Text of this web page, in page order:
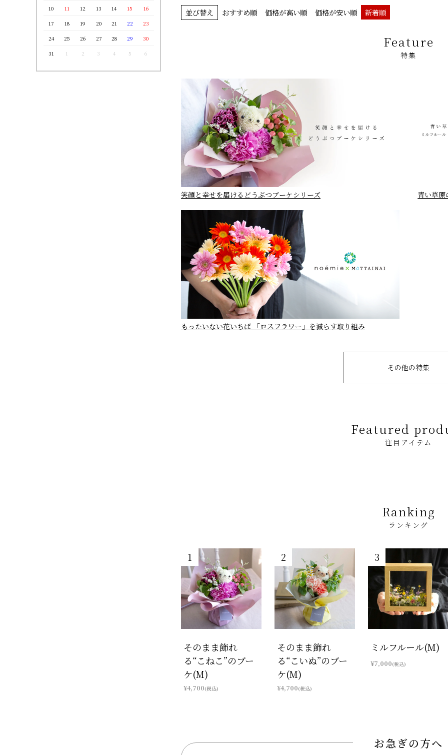
10
11 12 13 14 15
16
17
18 19 20 21 22
23
24
25 26 27 28 29
30
31
1 2 3 4 5 6
並び替え おすすめ順 価格が高い順 価格が安い順 新着順
Feature
特集
笑顔と幸せを届けるどうぶつブーケシリーズ 青い草原
もったいない花いちば 「ロスフラワー」を減らす取り組み
その他の特集
Featured
注目アイテム
Ranking
ランキング
そのまま飾れ
る“こねこ”のブー
ケ(M)
¥4,700(税込)
そのまま飾れ
る“こいぬ”のブー
ケ(M)
¥4,700(税込)
ミルフルール(M)
¥7,000(税込)
お急ぎの方へ